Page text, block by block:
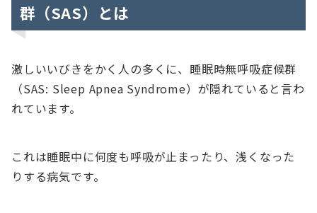
群（SAS）とは
激しいいびきをかく人の多くに、睡眠時無呼吸症候群
（SAS: Sleep Apnea Syndrome）が隠れていると言わ
れています。
これは睡眠中に何度も呼吸が止まったり、浅くなった
りする病気です。